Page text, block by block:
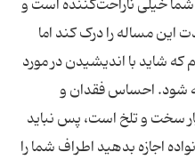
خیلی ناراحت‌کننده است و
مساله را درک کند اما
شاید با اندیشیدن در مورد
شود. احساس فقدان و
سخت و تلخ است، پس نباید
اجازه بدهید اطراف شما را